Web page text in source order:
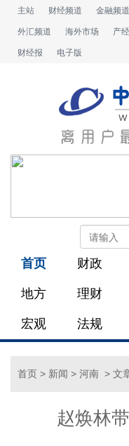
主站 财经频道 金融频道
外汇频道 海外市场 产经
财经报 电子版
首页 财政
地方 理财
宏观 法规
首页 > 新闻 > 河南 > 文
赵焕林